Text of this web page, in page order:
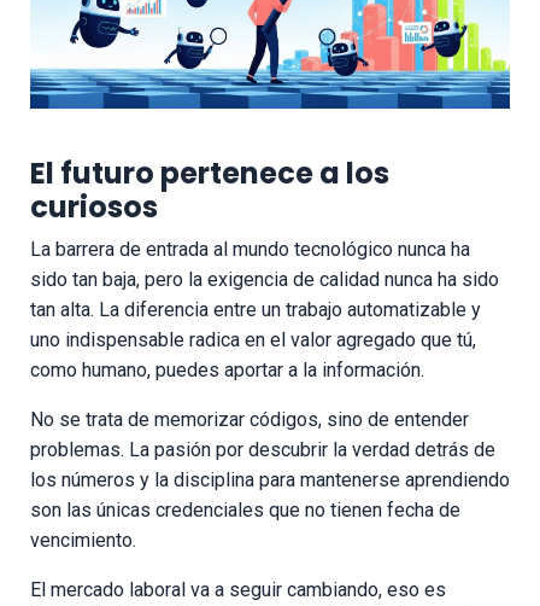
El futuro pertenece a los
curiosos
La barrera de entrada al mundo tecnológico nunca ha
sido tan baja, pero la exigencia de calidad nunca ha sido
tan alta. La diferencia entre un trabajo automatizable y
uno indispensable radica en el valor agregado que tú,
como humano, puedes aportar a la información.
No se trata de memorizar códigos, sino de entender
problemas. La pasión por descubrir la verdad detrás de
los números y la disciplina para mantenerse aprendiendo
son las únicas credenciales que no tienen fecha de
vencimiento.
El mercado laboral va a seguir cambiando, eso es